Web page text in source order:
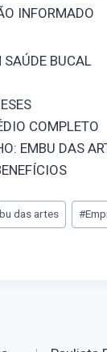
INFORMADO
BUCAL
COMPLETO
EMBU DAS
das artes #